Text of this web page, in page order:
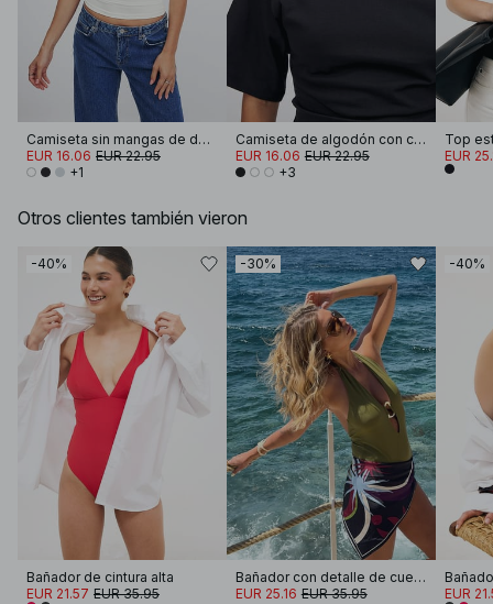
Camiseta sin mangas de doble pliegue
EUR 16.06 EUR 22.95
+1
Camiseta de algodón con cuello de embudo
EUR 16.06 EUR 22.95
+3
EUR
Otros clientes también vieron
-40%
Bañador de cintura alta
EUR 21.57 EUR 35.95
-30%
Bañador con detalle de cuello halter
EUR 25.16 EUR 35.95
-40%
EUR